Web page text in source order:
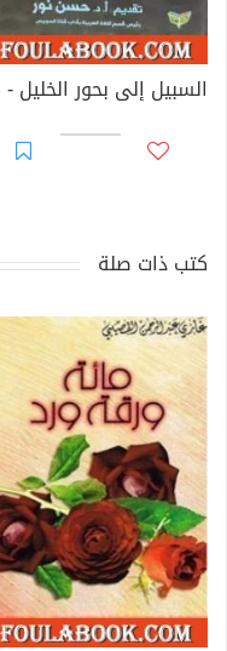
كتب ذات صلة